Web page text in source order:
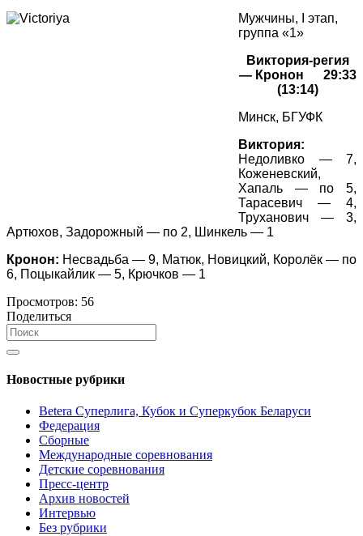
Мужчины, I этап,
группа «1»
Виктория-регия
— Кронон 29:33
(13:14)
Минск, БГУФК
Виктория:
Недоливко — 7,
Коженевский,
Хапаль — по 5,
Тарасевич — 4,
Труханович — 3,
Артюхов, Задорожный — по 2, Шинкель — 1
Кронон: Несвадьба — 9, Матюк, Новицкий, Королёк — по
6, Поцыкайлик — 5, Крючков — 1
Просмотров: 56
Поделиться
Новостные рубрики
Betera Суперлига, Кубок и Суперкубок Беларуси
Федерация
Сборные
Международные соревнования
Детские соревнования
Пресс-центр
Архив новостей
Интервью
Без рубрики